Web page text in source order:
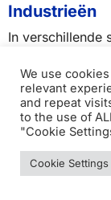
Industrieën
In verschillende
komt
die elke sector
bijvoorbeeld
en
zich kan richten
We use
relevant
and repeat
to the use of
"Cookie
Cookie Settings